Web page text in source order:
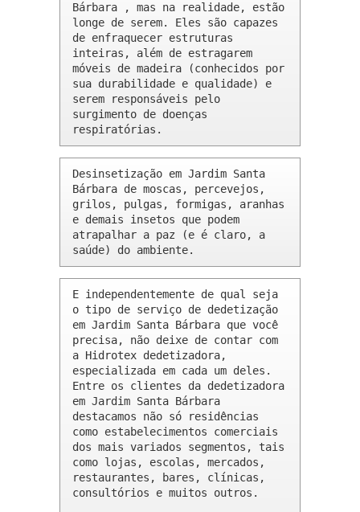
Bárbara , mas na realidade, estão
longe de serem. Eles são capazes
de enfraquecer estruturas
inteiras, além de estragarem
móveis de madeira (conhecidos por
sua durabilidade e qualidade) e
serem responsáveis pelo
surgimento de doenças
respiratórias.
Desinsetização em Jardim Santa
Bárbara de moscas, percevejos,
grilos, pulgas, formigas, aranhas
e demais insetos que podem
atrapalhar a paz (e é claro, a
saúde) do ambiente.
E independentemente de qual seja
o tipo de serviço de dedetização
em Jardim Santa Bárbara que você
precisa, não deixe de contar com
a Hidrotex dedetizadora,
especializada em cada um deles.
Entre os clientes da dedetizadora
em Jardim Santa Bárbara
destacamos não só residências
como estabelecimentos comerciais
dos mais variados segmentos, tais
como lojas, escolas, mercados,
restaurantes, bares, clínicas,
consultórios e muitos outros.